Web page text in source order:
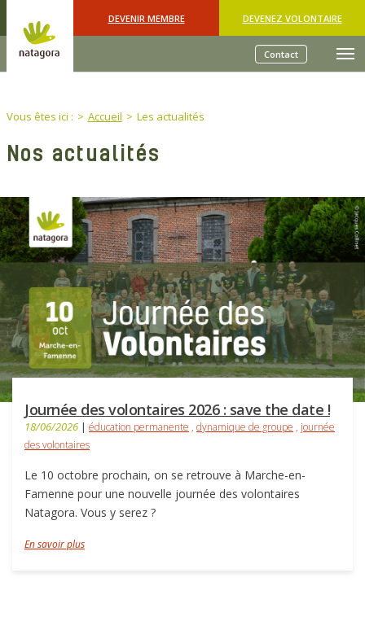
DEVENIR MEMBRE DEVENEZ VOLONTAIRE
Contact
You are here:
Vous êtes ici : Accueil Les actualités
Nos actualités
Journée des volontaires 2026 : save the date !
18/06/2026 | éducation permanente , dynamique de groupe , journée
des volontaires
Le 10 octobre prochain, on se retrouve à Marche-en-
Famenne pour une nouvelle journée des volontaires
Natagora. Vous y serez ?
En savoir plus